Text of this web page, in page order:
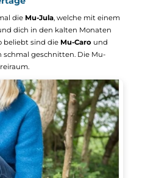
kuschelig & wetterfest
Mu-Kaleakommt mit einer vor
Kapuze und ist höchst